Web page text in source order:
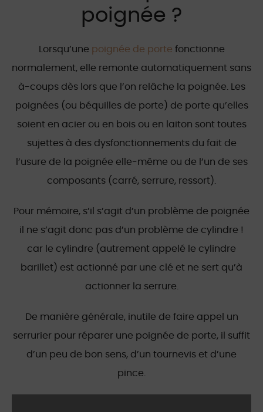
poignée ?
Lorsqu’une poignée de porte fonctionne
normalement, elle remonte automatiquement sans
à-coups dès lors que l’on relâche la poignée. Les
poignées (ou béquilles de porte) de porte qu’elles
soient en acier ou en bois ou en laiton sont toutes
sujettes à des dysfonctionnements du fait de
l’usure de la poignée elle-même ou de l’un de ses
composants (carré, serrure, ressort).
Pour mémoire, s’il s’agit d’un problème de poignée
il ne s’agit donc pas d’un problème de cylindre !
car le cylindre (autrement appelé le cylindre
barillet) est actionné par une clé et ne sert qu’à
actionner la serrure.
De manière générale, inutile de faire appel un
serrurier pour réparer une poignée de porte, il suffit
d’un peu de bon sens, d’un tournevis et d’une
pince.